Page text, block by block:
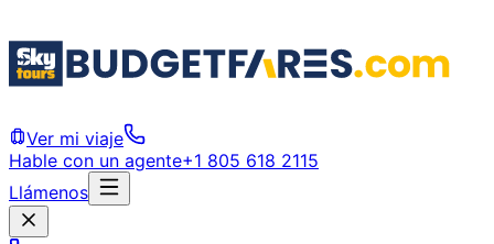
Ver mi viaje
Hable con un agente+1 805 618 2115
Llámenos